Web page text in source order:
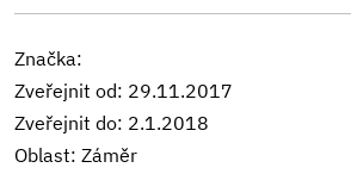
Značka:
Zveřejnit od: 29.11.2017
Zveřejnit do: 2.1.2018
Oblast: Záměr